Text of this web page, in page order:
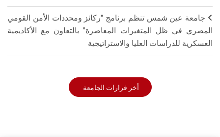
جامعة عين شمس تنظم برنامج "ركائز ومحددات الأمن القومي
المصري في ظل المتغيرات المعاصرة" بالتعاون مع الأكاديمية
العسكرية للدراسات العليا والاستراتيجية
أخر قرارات الجامعة